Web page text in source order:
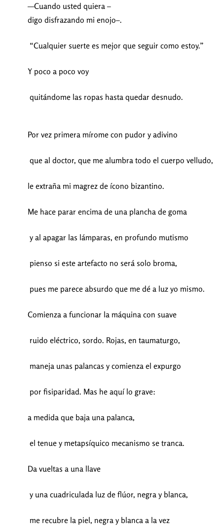
—Cuando usted quiera –
digo disfrazando mi enojo–.
“Cualquier suerte es mejor que seguir como estoy.”
Y poco a poco voy
quitándome las ropas hasta quedar desnudo.
Por vez primera mírome con pudor y adivino
que al doctor, que me alumbra todo el cuerpo velludo,
le extraña mi magrez de ícono bizantino.
Me hace parar encima de una plancha de goma
y al apagar las lámparas, en profundo mutismo
pienso si este artefacto no será solo broma,
pues me parece absurdo que me dé a luz yo mismo.
Comienza a funcionar la máquina con suave
ruido eléctrico, sordo. Rojas, en taumaturgo,
maneja unas palancas y comienza el expurgo
por fisiparidad. Mas he aquí lo grave:
a medida que baja una palanca,
el tenue y metapsíquico mecanismo se tranca.
Da vueltas a una llave
y una cuadriculada luz de flúor, negra y blanca,
me recubre la piel, negra y blanca a la vez